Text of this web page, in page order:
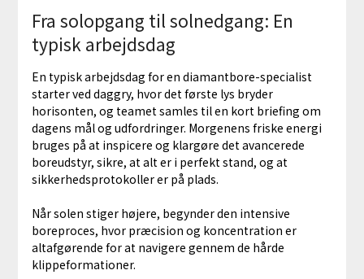
Fra solopgang til solnedgang: En
typisk arbejdsdag
En typisk arbejdsdag for en diamantbore-specialist
starter ved daggry, hvor det første lys bryder
horisonten, og teamet samles til en kort briefing om
dagens mål og udfordringer. Morgenens friske energi
bruges på at inspicere og klargøre det avancerede
boreudstyr, sikre, at alt er i perfekt stand, og at
sikkerhedsprotokoller er på plads.
Når solen stiger højere, begynder den intensive
boreproces, hvor præcision og koncentration er
altafgørende for at navigere gennem de hårde
klippeformationer.